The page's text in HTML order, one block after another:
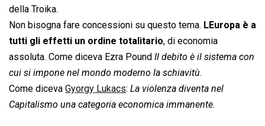
della Troika.
Non bisogna fare concessioni su questo tema. LEuropa è a
tutti gli effetti un ordine totalitario, di economia
assoluta. Come diceva Ezra Pound  Il debito è il sistema con
cui si impone nel mondo moderno la schiavitù.
Come diceva Gyorgy Lukacs:  La violenza diventa nel
Capitalismo una categoria economica immanente.